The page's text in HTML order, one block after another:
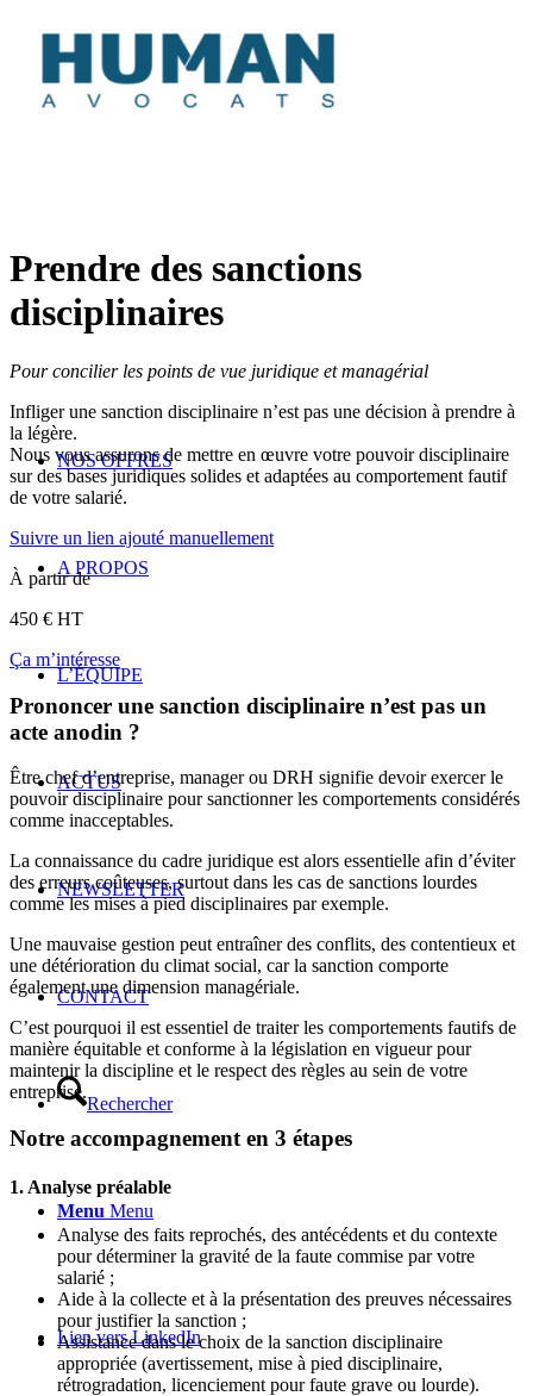
NOS OFFRES
A PROPOS
L’ÉQUIPE
ACTUS
NEWSLETTER
CONTACT
Rechercher
Menu Menu
Lien vers LinkedIn
Prendre des sanctions
disciplinaires
Pour concilier les points de vue juridique et managérial
Infliger une sanction disciplinaire n’est pas une décision à prendre à
la légère.
Nous vous assurons de mettre en œuvre votre pouvoir disciplinaire
sur des bases juridiques solides et adaptées au comportement fautif
de votre salarié.
Suivre un lien ajouté manuellement
À partir de
450 € HT
Ça m’intéresse
Prononcer une sanction disciplinaire n’est pas un
acte anodin ?
Être chef d’entreprise, manager ou DRH signifie devoir exercer le
pouvoir disciplinaire pour sanctionner les comportements considérés
comme inacceptables.
La connaissance du cadre juridique est alors essentielle afin d’éviter
des erreurs coûteuses, surtout dans les cas de sanctions lourdes
comme les mises à pied disciplinaires par exemple.
Une mauvaise gestion peut entraîner des conflits, des contentieux et
une détérioration du climat social, car la sanction comporte
également une dimension managériale.
C’est pourquoi il est essentiel de traiter les comportements fautifs de
manière équitable et conforme à la législation en vigueur pour
maintenir la discipline et le respect des règles au sein de votre
entreprise.
Notre accompagnement en 3 étapes
1. Analyse préalable
Analyse des faits reprochés, des antécédents et du contexte
pour déterminer la gravité de la faute commise par votre
salarié ;
Aide à la collecte et à la présentation des preuves nécessaires
pour justifier la sanction ;
Assistance dans le choix de la sanction disciplinaire
appropriée (avertissement, mise à pied disciplinaire,
rétrogradation, licenciement pour faute grave ou lourde).